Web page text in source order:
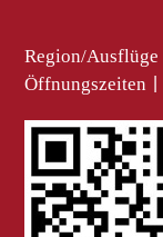
Region/Ausflüge
Öffnungszeiten